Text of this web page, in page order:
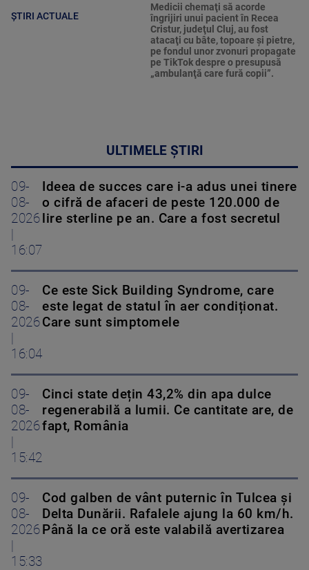
ȘTIRI ACTUALE
Medicii chemaţi să acorde
îngrijiri unui pacient în Recea
Cristur, judeţul Cluj, au fost
atacaţi cu bâte, topoare şi pietre,
pe fondul unor zvonuri propagate
pe TikTok despre o presupusă
„ambulanţă care fură copii”.
ULTIMELE ȘTIRI
09-
08-
2026
|
16:07
Ideea de succes care i-a adus unei tinere
o cifră de afaceri de peste 120.000 de
lire sterline pe an. Care a fost secretul
09-
08-
2026
|
16:04
Ce este Sick Building Syndrome, care
este legat de statul în aer condiționat.
Care sunt simptomele
09-
08-
2026
|
15:42
Cinci state dețin 43,2% din apa dulce
regenerabilă a lumii. Ce cantitate are, de
fapt, România
09-
08-
2026
|
15:33
Cod galben de vânt puternic în Tulcea și
Delta Dunării. Rafalele ajung la 60 km/h.
Până la ce oră este valabilă avertizarea